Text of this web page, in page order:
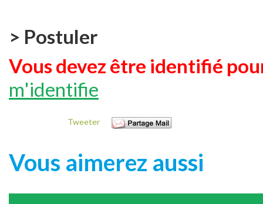
> Postuler
Vous devez être identifié
m'identifie
Tweeter
Vous aimerez aussi